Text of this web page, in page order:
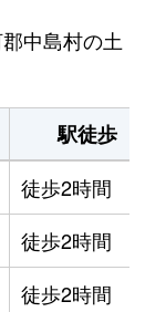
中島村の土
駅徒歩
徒歩2時間
徒歩2時間
徒歩2時間